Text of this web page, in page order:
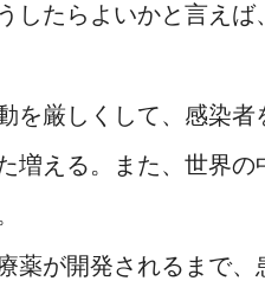
したらよいかと言え
を厳しくして、感染
増える。また、世界
薬が開発されるまで、